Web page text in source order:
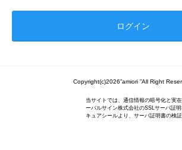
Copyright(c)2026”amiori ”All Right
当サイトでは、通信情報の暗号化と実
ーバルサイン株式会社のSSLサーバ証
キュアシールより、サーバ証明書の検